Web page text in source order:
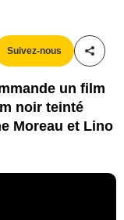
Suivez-nous
un film
noir teinté
Moreau et Lino